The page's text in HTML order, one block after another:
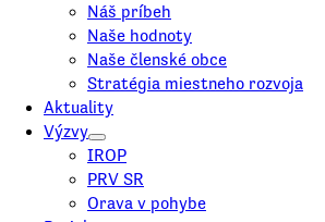
Náš príbeh
Naše hodnoty
Naše členské obce
Stratégia miestneho rozvoja
Aktuality
Výzvy
IROP
PRV SR
Orava v pohybe